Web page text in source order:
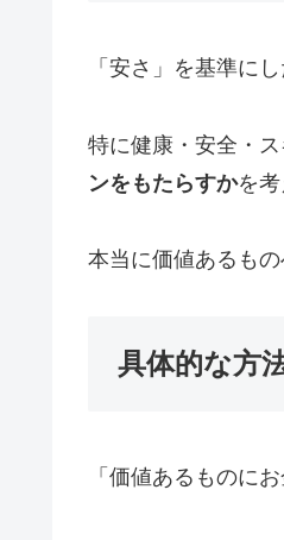
「安さ」を基準に
特に健康・安全・
ンをもたらすかを考
本当に価値あるも
具体的な方
「価値あるものに